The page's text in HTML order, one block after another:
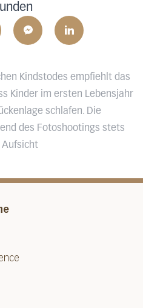
Kindstodes empfiehlt das
Kinder im ersten Lebensjahr
schlafen. Die
des Fotoshootings stets
Aufsicht